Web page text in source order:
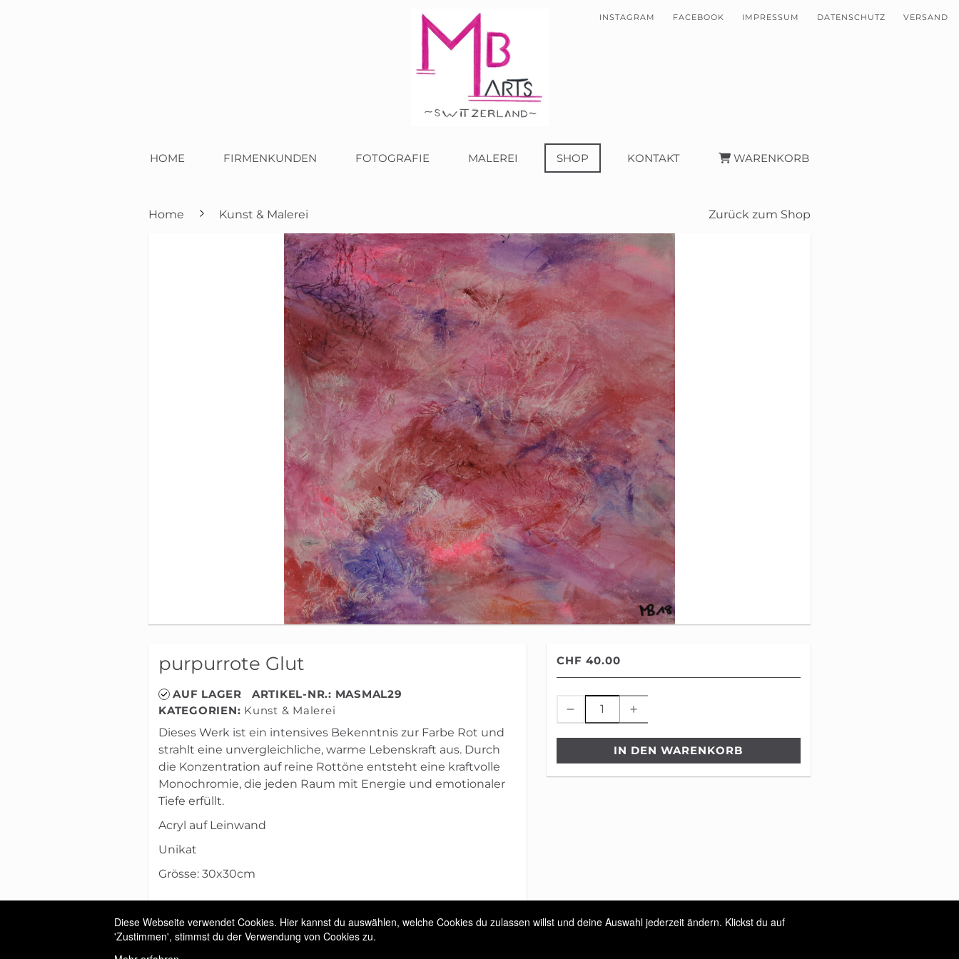
INSTAGRAM FACEBOOK IMPRESSUM DATENSCHUTZ VERSAND
HOME FIRMENKUNDEN FOTOGRAFIE MALEREI SHOP KONTAKT WARENKORB
Home Kunst & Malerei Zurück zum Shop
purpurrote Glut
AUF LAGER
ARTIKEL-NR.: MASMAL29
KATEGORIEN: Kunst & Malerei
Dieses Werk ist ein intensives Bekenntnis zur Farbe Rot und
strahlt eine unvergleichliche, warme Lebenskraft aus. Durch
die Konzentration auf reine Rottöne entsteht eine kraftvolle
Monochromie, die jeden Raum mit Energie und emotionaler
Tiefe erfüllt.
Acryl auf Leinwand
Unikat
Grösse: 30x30cm
Versandbedingungen
CHF 40.00
IN DEN WARENKORB
Diese Webseite verwendet Cookies. Hier kannst du auswählen, welche Cookies du zulassen willst und deine Auswahl jederzeit ändern. Klickst du auf
'Zustimmen', stimmst du der Verwendung von Cookies zu.